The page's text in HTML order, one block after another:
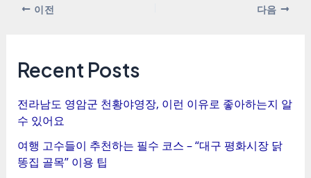
이전 다음
Recent Posts
전라남도 영암군 천황야영장, 이런 이유로 좋아하는지 알
수 있어요
여행 고수들이 추천하는 필수 코스 – “대구 평화시장 닭
똥집 골목” 이용 팁